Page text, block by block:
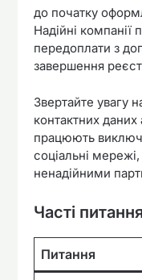
до початку
Надійні
передоплати з
завершення
Звертайте увагу
контактних
працюють
соціальні
ненадійними
Часті
Питання